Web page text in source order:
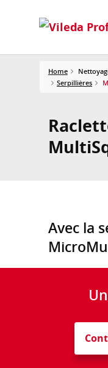
Home
Serpillières
Avec la